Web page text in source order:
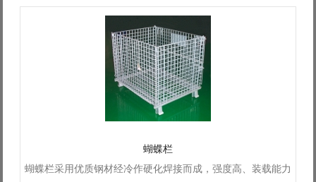
蝴蝶栏
蝴蝶栏采用优质钢材经冷作硬化焊接而成，强度高、装载能力